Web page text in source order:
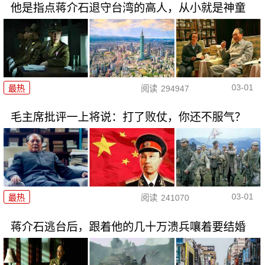
他是指点蒋介石退守台湾的高人，从小就是神童
最热 阅读 294947 03-01
毛主席批评一上将说：打了败仗，你还不服气？
最热 阅读 241070 03-01
蒋介石逃台后，跟着他的几十万溃兵嚷着要结婚